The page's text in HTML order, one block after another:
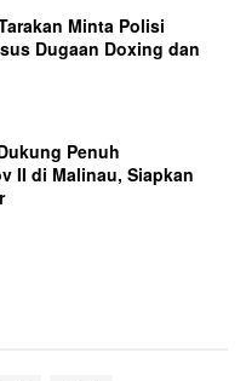
Minta Polisi
Dugaan Doxing dan
Penuh
II di Malinau, Siapkan